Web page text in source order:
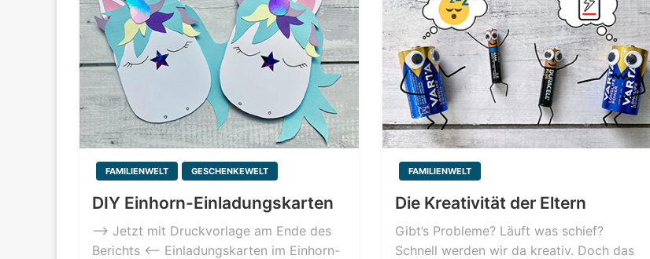
FAMILIENWELT GESCHENKEWELT
DIY Einhorn-Einladungskarten
–> Jetzt mit Druckvorlage am Ende des
Berichts <– Einladungskarten im Einhorn-
FAMILIENWELT
Die Kreativität der Eltern
Gibt’s Probleme? Läuft was schief?
Schnell werden wir da kreativ. Doch das